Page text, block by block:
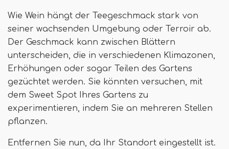
Wie Wein hängt der Teegeschmack stark von
seiner wachsenden Umgebung oder Terroir ab.
Der Geschmack kann zwischen Blättern
unterscheiden, die in verschiedenen Klimazonen,
Erhöhungen oder sogar Teilen des Gartens
gezüchtet werden. Sie könnten versuchen, mit
dem Sweet Spot Ihres Gartens zu
experimentieren, indem Sie an mehreren Stellen
pflanzen.
Entfernen Sie nun, da Ihr Standort eingestellt ist.